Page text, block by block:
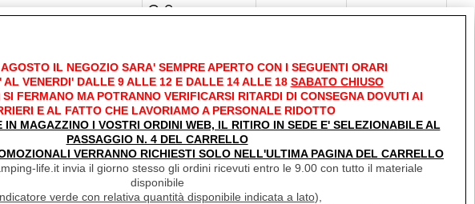
PER BOILER ATT.
114 70141.02 +
€ 62,34
Iva inclusa
PER BOILER TT2
112 4002.004
€13,20
Iva inclusa
Disponibile
su Ordinazione
in circa
(Tempistica
indicativa non
vincolante)
IL NEGOZIO SARA' SEMPRE APERTO CON I SEGUENTI ORARI
AL VENERDI' DALLE 9 ALLE 12 E DALLE 14 ALLE 18 SABATO CHIUSO
FERMANO MA POTRANNO VERIFICARSI RITARDI DI CONSEGNA DOVUTI AI
E AL FATTO CHE LAVORIAMO A PERSONALE RIDOTTO
IN MAGAZZINO I VOSTRI ORDINI WEB, IL RITIRO IN SEDE E' SELEZIONABILE AL
PASSAGGIO N. 4 DEL CARRELLO
VERRANNO RICHIESTI SOLO NELL'ULTIMA PAGINA DEL CARRELLO
life.it invia il giorno stesso gli ordini ricevuti entro le 9.00 con tutto il materiale
disponibile
verde con relativa quantità disponibile indicata a lato),